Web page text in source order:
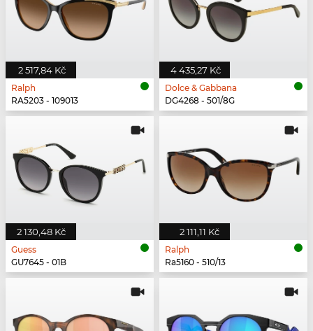
2 517,84 Kč
Ralph
RA5203 - 109013
4 435,27 Kč
Dolce & Gabbana
DG4268 - 501/8G
2 130,48 Kč
Guess
GU7645 - 01B
2 111,11 Kč
Ralph
Ra5160 - 510/13